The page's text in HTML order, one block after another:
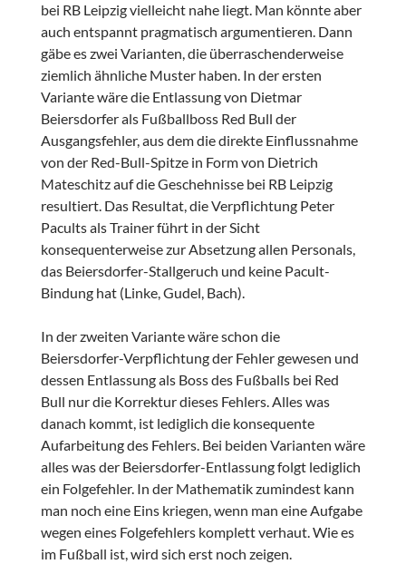
bei RB Leipzig vielleicht nahe liegt. Man könnte aber
auch entspannt pragmatisch argumentieren. Dann
gäbe es zwei Varianten, die überraschenderweise
ziemlich ähnliche Muster haben. In der ersten
Variante wäre die Entlassung von Dietmar
Beiersdorfer als Fußballboss Red Bull der
Ausgangsfehler, aus dem die direkte Einflussnahme
von der Red-Bull-Spitze in Form von Dietrich
Mateschitz auf die Geschehnisse bei RB Leipzig
resultiert. Das Resultat, die Verpflichtung Peter
Pacults als Trainer führt in der Sicht
konsequenterweise zur Absetzung allen Personals,
das Beiersdorfer-Stallgeruch und keine Pacult-
Bindung hat (Linke, Gudel, Bach).
In der zweiten Variante wäre schon die
Beiersdorfer-Verpflichtung der Fehler gewesen und
dessen Entlassung als Boss des Fußballs bei Red
Bull nur die Korrektur dieses Fehlers. Alles was
danach kommt, ist lediglich die konsequente
Aufarbeitung des Fehlers. Bei beiden Varianten wäre
alles was der Beiersdorfer-Entlassung folgt lediglich
ein Folgefehler. In der Mathematik zumindest kann
man noch eine Eins kriegen, wenn man eine Aufgabe
wegen eines Folgefehlers komplett verhaut. Wie es
im Fußball ist, wird sich erst noch zeigen.